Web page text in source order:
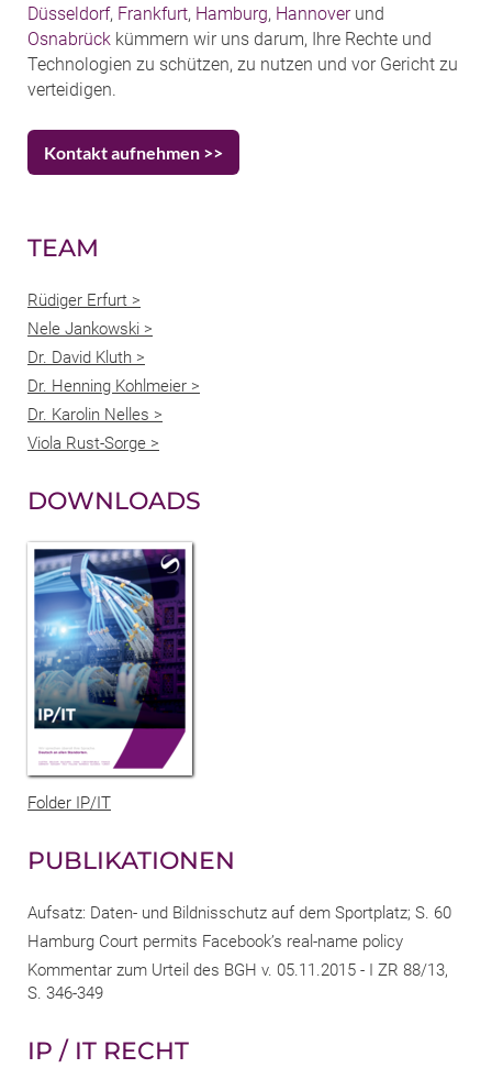
Düsseldorf, Frankfurt, Hamburg, Hannoverund
Osnabrück kümmern wir uns darum, Ihre Rechte und
Technologien zu schützen, zu nutzen und vor Gericht zu
verteidigen.
Kontakt aufnehmen >>
TEAM
Rüdiger Erfurt >
Nele Jankowski >
Dr. David Kluth >
Dr. Henning Kohlmeier >
Dr. Karolin Nelles >
Viola Rust-Sorge >
DOWNLOADS
Folder IP/IT
PUBLIKATIONEN
Aufsatz: Daten- und Bildnisschutz auf dem Sportplatz; S. 60
Hamburg Court permits Facebook’s real-name policy
Kommentar zum Urteil des BGH v. 05.11.2015 - I ZR 88/13,
S. 346-349
IP / IT RECHT